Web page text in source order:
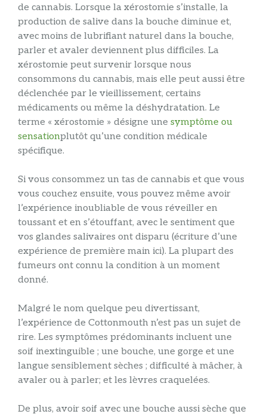
de cannabis. Lorsque la xérostomie s’installe, la
production de salive dans la bouche diminue et,
avec moins de lubrifiant naturel dans la bouche,
parler et avaler deviennent plus difficiles. La
xérostomie peut survenir lorsque nous
consommons du cannabis, mais elle peut aussi être
déclenchée par le vieillissement, certains
médicaments ou même la déshydratation. Le
terme « xérostomie » désigne une symptôme ou
sensationplutôt qu’une condition médicale
spécifique.
Si vous consommez un tas de cannabis et que vous
vous couchez ensuite, vous pouvez même avoir
l’expérience inoubliable de vous réveiller en
toussant et en s’étouffant, avec le sentiment que
vos glandes salivaires ont disparu (écriture d’une
expérience de première main ici). La plupart des
fumeurs ont connu la condition à un moment
donné.
Malgré le nom quelque peu divertissant,
l’expérience de Cottonmouth n’est pas un sujet de
rire. Les symptômes prédominants incluent une
soif inextinguible ; une bouche, une gorge et une
langue sensiblement sèches ; difficulté à mâcher, à
avaler ou à parler; et les lèvres craquelées.
De plus, avoir soif avec une bouche aussi sèche que